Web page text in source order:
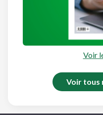
Voir
Voir tous